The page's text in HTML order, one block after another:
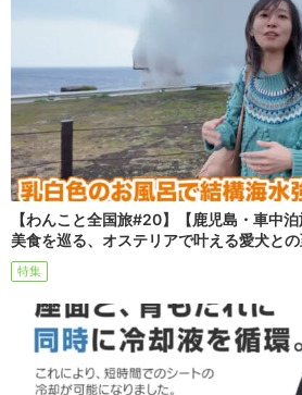
【わんこと全国旅#20】【鹿児島・車中
美食を巡る、オステリアで叶える愛犬と
特集